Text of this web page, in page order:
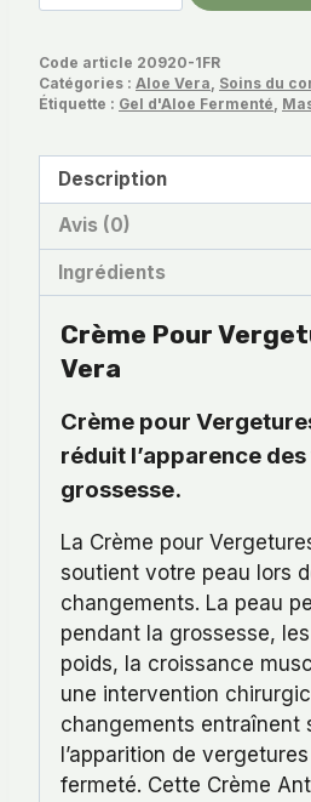
de
Pour
Vergetures
Aloe
Vera
Code article 20920-1FR
Catégories : Aloe Vera, Soins du
Étiquette : Gel d'Aloe Fermenté,
Description
Avis (0)
Ingrédients
Crème Pour
Vera
Crème pour
réduit l’apparence
grossesse.
La Crème pour
soutient votre peau lors
changements. La peau
pendant la grossesse,
poids, la croissance
une intervention
changements entraînent
l’apparition de
fermeté. Cette Crème